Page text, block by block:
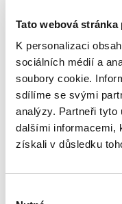
Tato webová
K personalizaci
sociálních médií a
soubory cookie.
sdílíme se svými
analýzy. Partneři tyto
dalšími informacemi,
získali v důsledku
můžou nahradit jejich